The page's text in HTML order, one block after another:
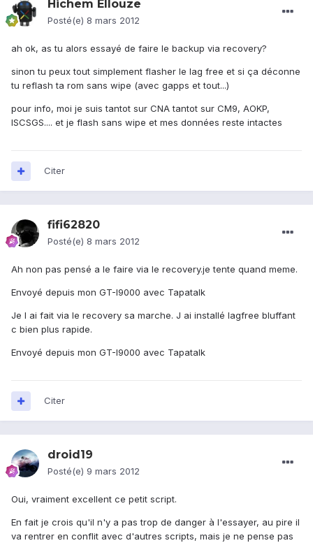
Hichem Ellouze
Posté(e) 8 mars 2012
ah ok, as tu alors essayé de faire le backup via recovery?
sinon tu peux tout simplement flasher le lag free et si ça déconne
tu reflash ta rom sans wipe (avec gapps et tout...)
pour info, moi je suis tantot sur CNA tantot sur CM9, AOKP,
ISCSGS.... et je flash sans wipe et mes données reste intactes
Citer
fifi62820
Posté(e) 8 mars 2012
Ah non pas pensé a le faire via le recovery.je tente quand meme.
Envoyé depuis mon GT-I9000 avec Tapatalk
Je l ai fait via le recovery sa marche. J ai installé lagfree bluffant
c bien plus rapide.
Envoyé depuis mon GT-I9000 avec Tapatalk
Citer
droid19
Posté(e) 9 mars 2012
Oui, vraiment excellent ce petit script.
En fait je crois qu'il n'y a pas trop de danger à l'essayer, au pire il
va rentrer en conflit avec d'autres scripts, mais je ne pense pas